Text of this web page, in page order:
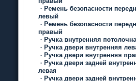
· Ремень безопасности
левый
· Ремень безопасности
правый
· Ручка внутренняя
· Ручка двери внутренняя
· Ручка двери внутренняя
· Ручка двери задней
левая
· Ручка двери задней